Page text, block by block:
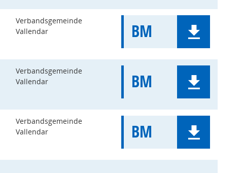
Verbandsgemeinde
Vallendar
BM
Verbandsgemeinde
Vallendar
BM
Verbandsgemeinde
Vallendar
BM